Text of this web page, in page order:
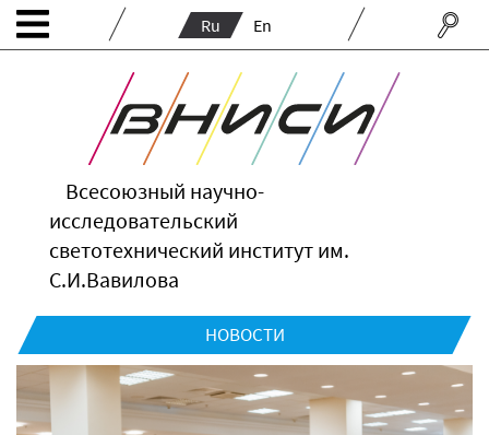
Ru En
Всесоюзный научно-
исследовательский
светотехнический институт им.
С.И.Вавилова
НОВОСТИ